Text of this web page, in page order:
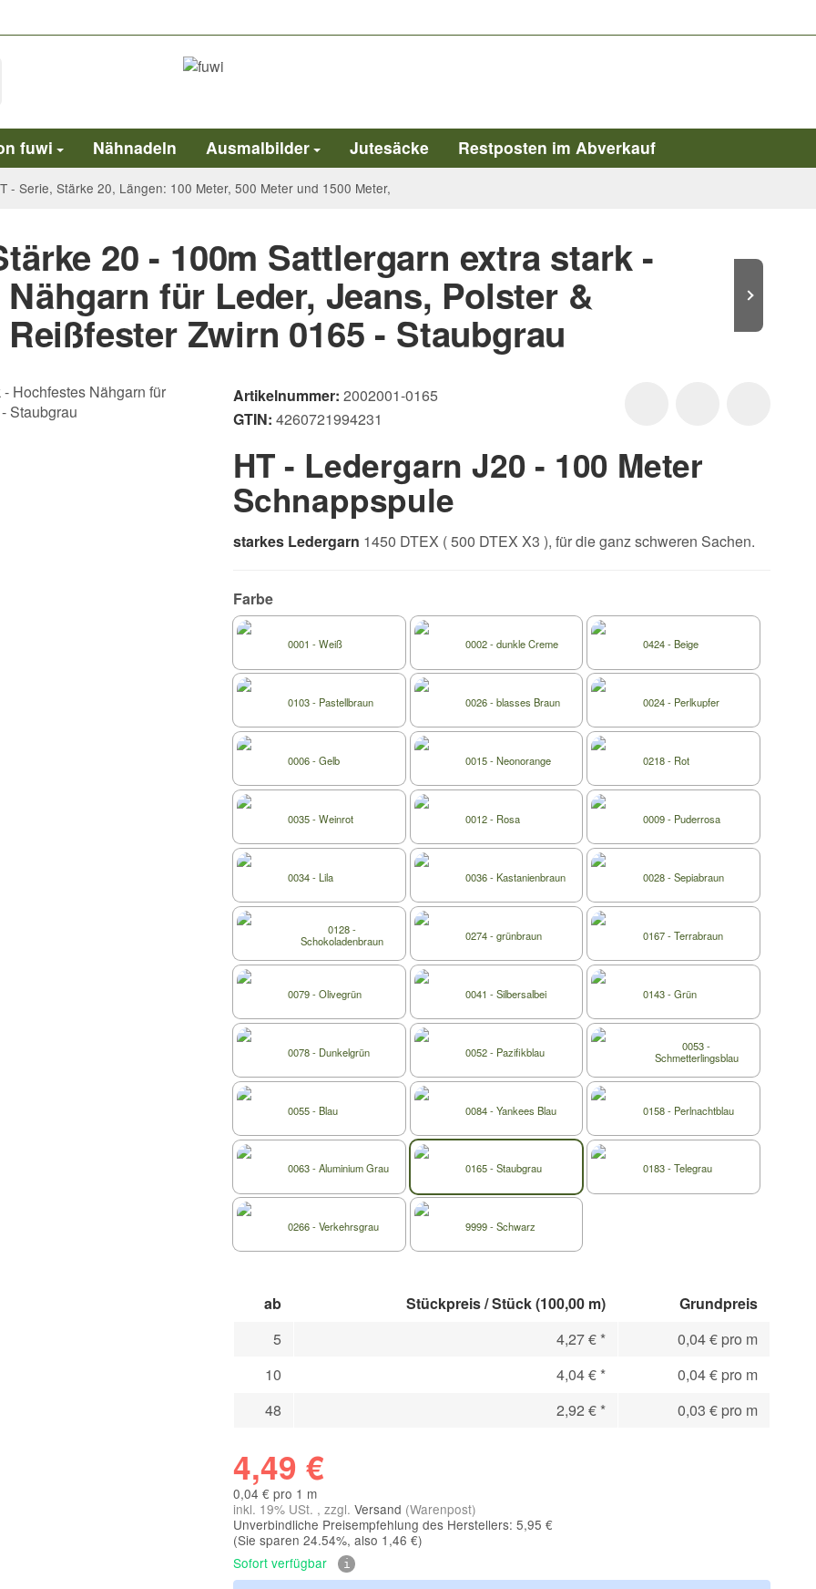
fuwi Nähnadeln Ausmalbilder Jutesäcke Restposten im Abverkauf
- Serie, Stärke 20, Längen: 100 Meter, 500 Meter und 1500 Meter,
20 - 100m Sattlergarn extra stark -
für Leder, Jeans, Polster &
Zwirn 0165 - Staubgrau
Artikelnummer: 2002001-0165
GTIN: 4260721994231
HT - Ledergarn J20 - 100 Meter
Schnappspule
starkes Ledergarn 1450 DTEX ( 500 DTEX X3 ), für die ganz schweren Sachen.
Farbe
0001 - Weiß 0002 - dunkle Creme 0424 - Beige
0103 - Pastellbraun 0026 - blasses Braun 0024 - Perlkupfer
0006 - Gelb 0015 - Neonorange 0218 - Rot
0035 - Weinrot 0012 - Rosa 0009 - Puderrosa
0034 - Lila 0036 - Kastanienbraun 0028 - Sepiabraun
0128 -
Schokoladenbraun
0274 - grünbraun 0167 - Terrabraun
0079 - Olivegrün 0041 - Silbersalbei 0143 - Grün
0078 - Dunkelgrün 0052 - Pazifikblau
0053 -
Schmetterlingsblau
0055 - Blau 0084 - Yankees Blau 0158 - Perlnachtblau
0063 - Aluminium Grau 0165 - Staubgrau 0183 - Telegrau
0266 - Verkehrsgrau 9999 - Schwarz
ab Stückpreis / Stück (100,00 m)
Grundpreis
5
4,27 € *
0,04 € pro m
10
4,04 € *
0,04 € pro m
48
2,92 € * 0,03 € pro m
4,49 €
0,04 € pro 1 m
inkl. 19% USt. , zzgl. Versand (Warenpost)
Unverbindliche Preisempfehlung des Herstellers: 5,95 €
(Sie sparen 24.54%, also 1,46 €)
Sofort verfügbar